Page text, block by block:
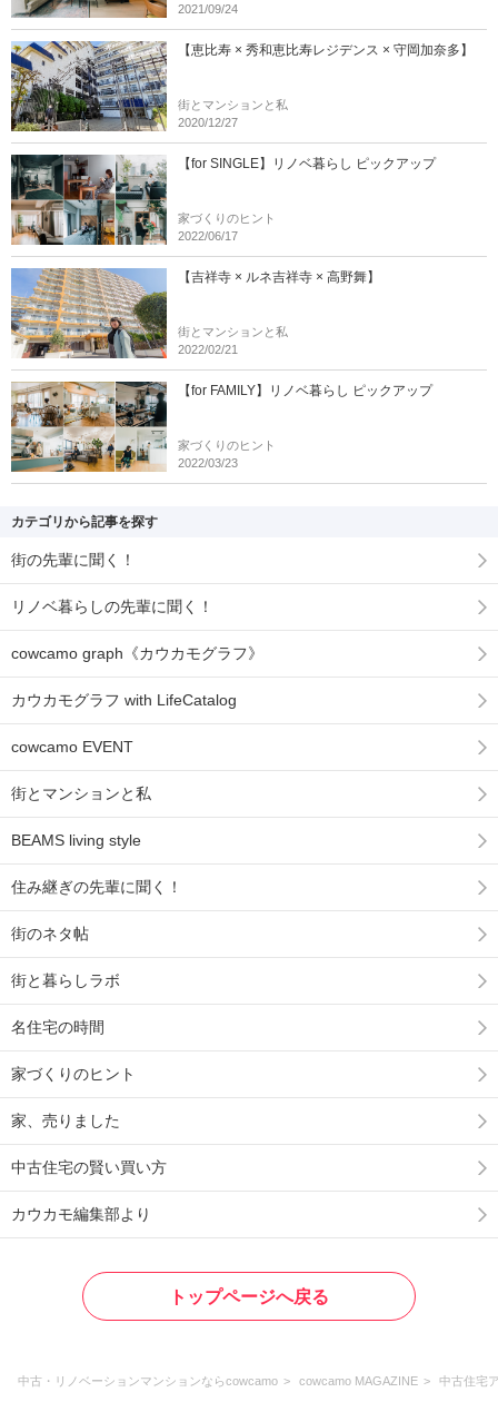
2021/09/24
【恵比寿 × 秀和恵比寿レジデンス × 守岡加奈多】
街とマンションと私
2020/12/27
【for SINGLE】リノベ暮らし ピックアップ
家づくりのヒント
2022/06/17
【吉祥寺 × ルネ吉祥寺 × 高野舞】
街とマンションと私
2022/02/21
【for FAMILY】リノベ暮らし ピックアップ
家づくりのヒント
2022/03/23
カテゴリから記事を探す
街の先輩に聞く！
リノベ暮らしの先輩に聞く！
cowcamo graph《カウカモグラフ》
カウカモグラフ with LifeCatalog
cowcamo EVENT
街とマンションと私
BEAMS living style
住み継ぎの先輩に聞く！
街のネタ帖
街と暮らしラボ
名住宅の時間
家づくりのヒント
家、売りました
中古住宅の賢い買い方
カウカモ編集部より
トップページへ戻る
中古・リノベーションマンションならcowcamo cowcamo MAGAZINE 中古住宅